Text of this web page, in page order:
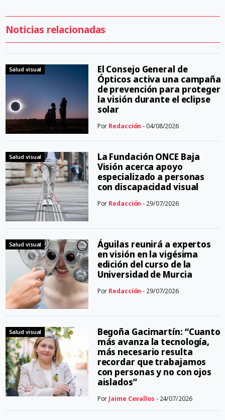
Noticias relacionadas
Salud visual
El Consejo General de
Ópticos activa una campaña
de prevención para proteger
la visión durante el eclipse
solar
Por Redacción - 04/08/2026
Salud visual
La Fundación ONCE Baja
Visión acerca apoyo
especializado a personas
con discapacidad visual
Por Redacción - 29/07/2026
Salud visual
Águilas reunirá a expertos
en visión en la vigésima
edición del curso de la
Universidad de Murcia
Por Redacción - 29/07/2026
Salud visual
Begoña Gacimartín: “Cuanto
más avanza la tecnología,
más necesario resulta
recordar que trabajamos
con personas y no con ojos
aislados”
Por Jaime Cevallos - 24/07/2026